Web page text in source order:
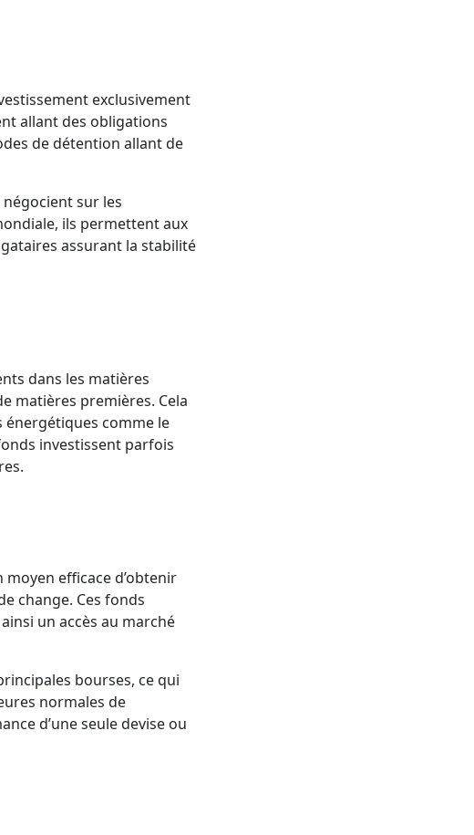
exclusivement
allant des obligations
de détention allant de
sur les
ils permettent aux
assurant la stabilité
dans les matières
matières premières. Cela
énergétiques comme le
investissent parfois
efficace d’obtenir
change. Ces fonds
un accès au marché
bourses, ce qui
normales de
d’une seule devise ou